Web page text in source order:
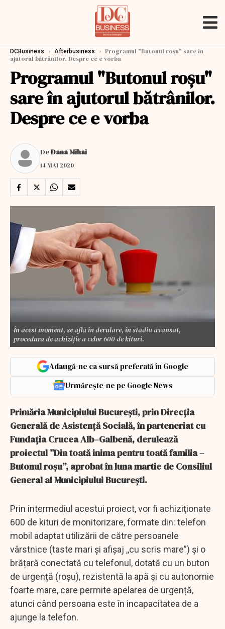
DCBusiness › Afterbusiness › Programul "Butonul roșu" sare în
ajutorul bătrânilor. Despre ce e vorba
Programul "Butonul roșu"
sare în ajutorul bătrânilor.
Despre ce e vorba
DeDana Mihai
14 MAI 2020
În acest moment, se află în derulare, în stadiu avansat,
procedura de achiziție a celor 600 de kituri.
Adaugă-ne ca sursă preferată în Google
Urmărește-ne pe Google News
Primăria Municipiului București, prin Direcția
Generală de Asistență Socială, în parteneriat cu
Fundația Crucea Alb–Galbenă, derulează
proiectul ”Din toată inima pentru toată familia –
Butonul roșu”, aprobat în luna martie de Consiliul
General al Municipiului București.
Prin intermediul acestui proiect, vor fi achiziționate
600 de kituri de monitorizare, formate din: telefon
mobil adaptat utilizării de către persoanele
vârstnice (taste mari și afișaj ,,cu scris mare”) și o
brățară conectată cu telefonul, dotată cu un buton
de urgență (roșu), rezistentă la apă și cu autonomie
foarte mare, care permite apelarea de urgență,
atunci când persoana este în incapacitatea de a
ajunge la telefon.